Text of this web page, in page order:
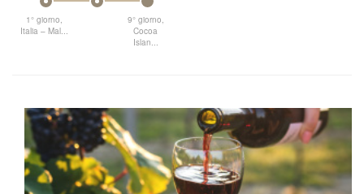
1° giorno,
Italia – Mal...
9° giorno,
Cocoa
Islan...